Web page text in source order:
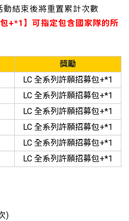
動結束後將重置累計次數
+*1】可指定包含國家隊的所
獎勵
LC 全系列許願招募包+*1
LC 全系列許願招募包+*1
LC 全系列許願招募包+*1
LC 全系列許願招募包+*1
LC 全系列許願招募包+*1
LC 全系列許願招募包+*1
)